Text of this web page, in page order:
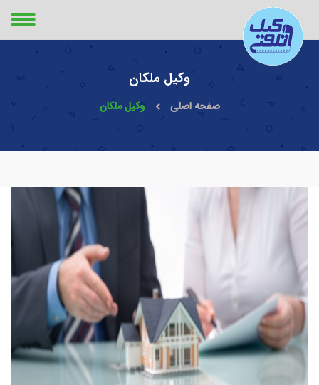
وکیل ملکان
صفحه اصلی وکیل ملکان